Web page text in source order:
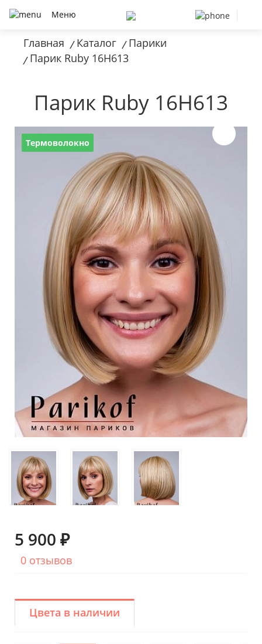
Меню
Главная / Каталог / Парики
/ Парик Ruby 16H613
Парик Ruby 16H613
Термоволокно
5 900 ₽
0 отзывов
Цвета в наличии